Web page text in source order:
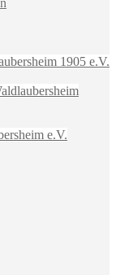
1905 e.V.
e.V.